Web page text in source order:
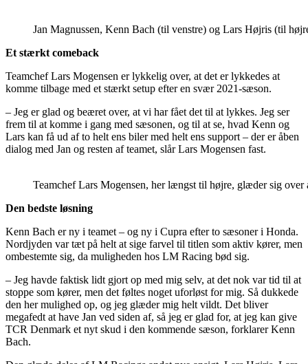
Jan Magnussen, Kenn Bach (til venstre) og Lars Højris (til
Et stærkt comeback
Teamchef Lars Mogensen er lykkelig over, at det er lykkedes at
komme tilbage med et stærkt setup efter en svær 2021-sæson.
– Jeg er glad og beæret over, at vi har fået det til at lykkes. Jeg ser
frem til at komme i gang med sæsonen, og til at se, hvad Kenn og
Lars kan få ud af to helt ens biler med helt ens support – der er åben
dialog med Jan og resten af teamet, slår Lars Mogensen fast.
Teamchef Lars Mogensen, her længst til højre, glæder sig
Den bedste løsning
Kenn Bach er ny i teamet – og ny i Cupra efter to sæsoner i Honda.
Nordjyden var tæt på helt at sige farvel til titlen som aktiv kører, men
ombestemte sig, da muligheden hos LM Racing bød sig.
– Jeg havde faktisk lidt gjort op med mig selv, at det nok var tid til at
stoppe som kører, men det føltes noget uforløst for mig. Så dukkede
den her mulighed op, og jeg glæder mig helt vildt. Det bliver
megafedt at have Jan ved siden af, så jeg er glad for, at jeg kan give
TCR Denmark et nyt skud i den kommende sæson, forklarer Kenn
Bach.